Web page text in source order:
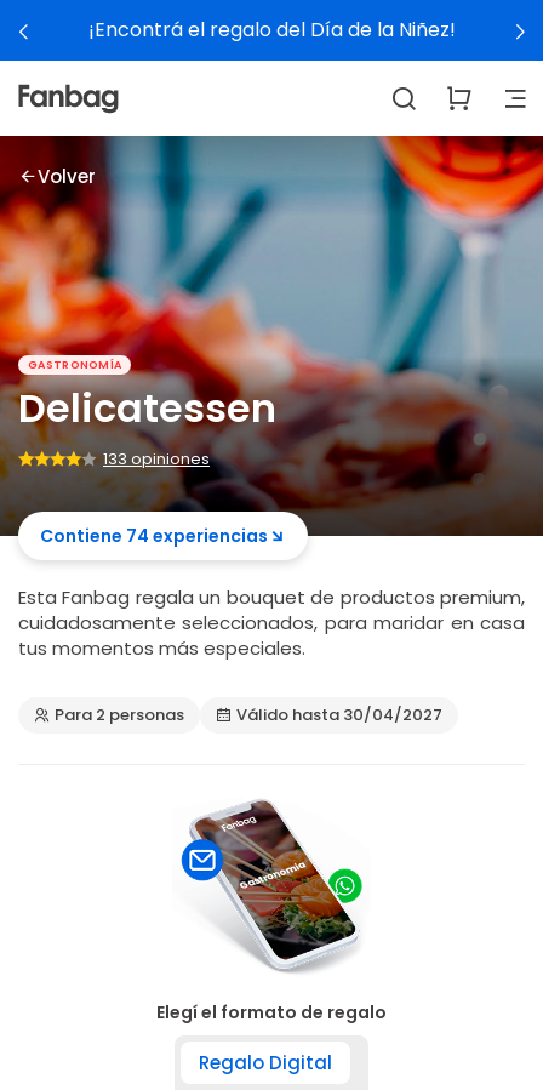
¡Encontrá el regalo del Día de la Niñez!
Volver
GASTRONOMÍA
Delicatessen
133 opiniones
Contiene 74 experiencias
Esta Fanbag regala un bouquet de productos premium,
cuidadosamente seleccionados, para maridar en casa
tus momentos más especiales.
Para 2 personas Válido hasta 30/04/2027
Elegí el formato de regalo
Regalo Digital